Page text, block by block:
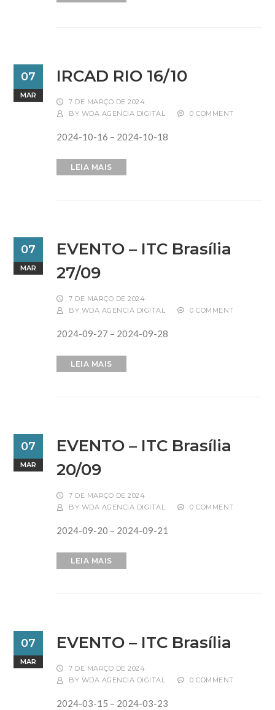
07
MAR
IRCAD RIO 16/10
7 DE MARÇO DE 2024
BY WDA AGENCIA DIGITAL 0 COMMENT
2024-10-16 – 2024-10-18
LEIA MAIS
07
MAR
EVENTO – ITC Brasília
27/09
7 DE MARÇO DE 2024
BY WDA AGENCIA DIGITAL 0 COMMENT
2024-09-27 – 2024-09-28
LEIA MAIS
07
MAR
EVENTO – ITC Brasília
20/09
7 DE MARÇO DE 2024
BY WDA AGENCIA DIGITAL 0 COMMENT
2024-09-20 – 2024-09-21
LEIA MAIS
07
MAR
EVENTO – ITC Brasília
7 DE MARÇO DE 2024
BY WDA AGENCIA DIGITAL 0 COMMENT
2024-03-15 – 2024-03-23